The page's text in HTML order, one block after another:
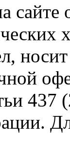
сайте
437